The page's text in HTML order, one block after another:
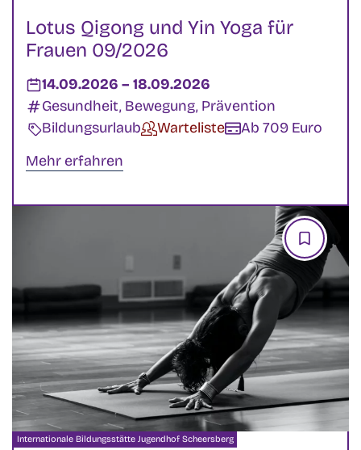
Lotus Qigong und Yin Yoga für
Frauen 09/2026
Datum:
14.09.2026 – bis
18.09.2026
Kategorien:
Gesundheit, Bewegung, Prävention
Veranstaltungsart:
BildungsurlaubVerfügbarkeit:
WartelisteKosten:
Ab 709 Euro
Mehr erfahren
Veranstalter:
Internationale Bildungsstätte Jugendhof Scheersberg